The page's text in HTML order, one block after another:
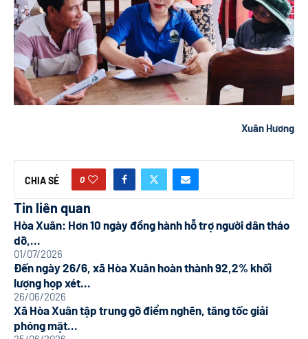
Xuân Hương
CHIA SẺ 0
Tin liên quan
Hòa Xuân: Hơn 10 ngày đồng hành hỗ trợ người dân tháo
dỡ,...
01/07/2026
Đến ngày 26/6, xã Hòa Xuân hoàn thành 92,2% khối
lượng họp xét...
26/06/2026
Xã Hòa Xuân tập trung gỡ điểm nghẽn, tăng tốc giải
phóng mặt...